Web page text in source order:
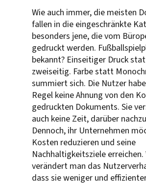
Wie auch immer, die meisten
fallen in die eingeschränkte
besonders jene, die vom
gedruckt werden.
bekannt? Einseitiger Druck
zweiseitig. Farbe statt
summiert sich. Die Nutzer
Regel keine Ahnung von den
gedruckten Dokuments. Sie
auch keine Zeit, darüber
Dennoch, ihr Unternehmen
Kosten reduzieren und seine
Nachhaltigkeitsziele erreichen.
verändert man das
dass sie weniger und